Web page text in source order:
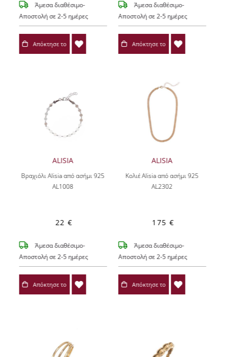
Άμεσα διαθέσιμο-
Αποστολή σε 2-5 ημέρες
Απόκτησε το
Άμεσα διαθέσιμο-
Αποστολή σε 2-5 ημέρες
Απόκτησε το
ALISIA
Βραχιόλι Alisia από ασήμι 925
AL1008
22 €
Άμεσα διαθέσιμο-
Αποστολή σε 2-5 ημέρες
Απόκτησε το
ALISIA
Κολιέ Alisia από ασήμι 925
AL2302
175 €
Άμεσα διαθέσιμο-
Αποστολή σε 2-5 ημέρες
Απόκτησε το